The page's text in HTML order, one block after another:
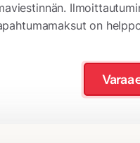
on
Varaa